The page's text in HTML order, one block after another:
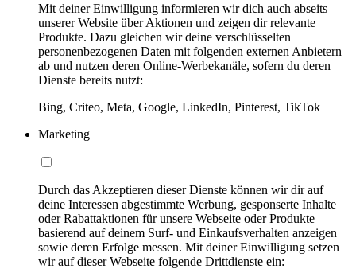
Mit deiner Einwilligung informieren wir dich auch abseits
unserer Website über Aktionen und zeigen dir relevante
Produkte. Dazu gleichen wir deine verschlüsselten
personenbezogenen Daten mit folgenden externen Anbietern
ab und nutzen deren Online-Werbekanäle, sofern du deren
Dienste bereits nutzt:
Bing, Criteo, Meta, Google, LinkedIn, Pinterest, TikTok
Marketing
Durch das Akzeptieren dieser Dienste können wir dir auf
deine Interessen abgestimmte Werbung, gesponserte Inhalte
oder Rabattaktionen für unsere Webseite oder Produkte
basierend auf deinem Surf- und Einkaufsverhalten anzeigen
sowie deren Erfolge messen. Mit deiner Einwilligung setzen
wir auf dieser Webseite folgende Drittdienste ein: